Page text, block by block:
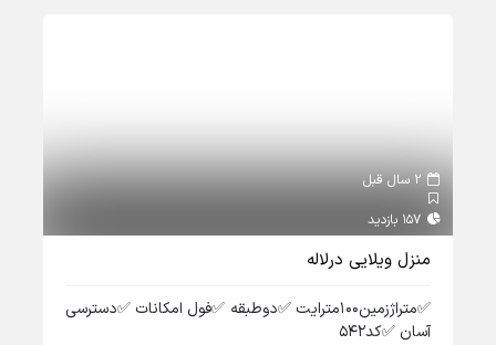
منزل ویلایی درلاله
✅️متراژزمین۱۰۰مترایت ✅️دوطبقه ✅️فول امکانات ✅️دسترسی
آسان ✅️کد۵۴۲